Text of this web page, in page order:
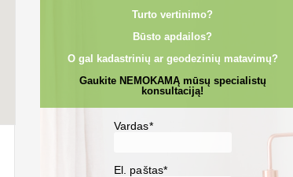
Turto vertinimo?
Būsto apdailos?
O gal kadastrinių ar geodezinių matavimų?
Gaukite NEMOKAMĄ mūsų specialistų
konsultaciją!
Vardas*
El. paštas*